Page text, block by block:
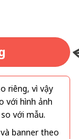
hợp thành
Trăm Năm
rằng tình cảm
mình yêu
hướng về ánh
riêng, vì vậy
với hình ảnh
với mẫu.
banner theo